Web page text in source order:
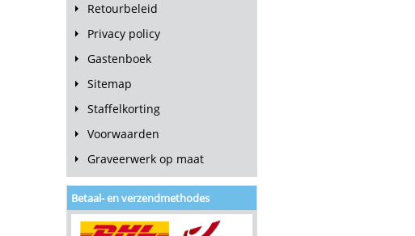
Retourbeleid
Privacy policy
Gastenboek
Sitemap
Staffelkorting
Voorwaarden
Graveerwerk op maat
Betaal- en verzendmethodes